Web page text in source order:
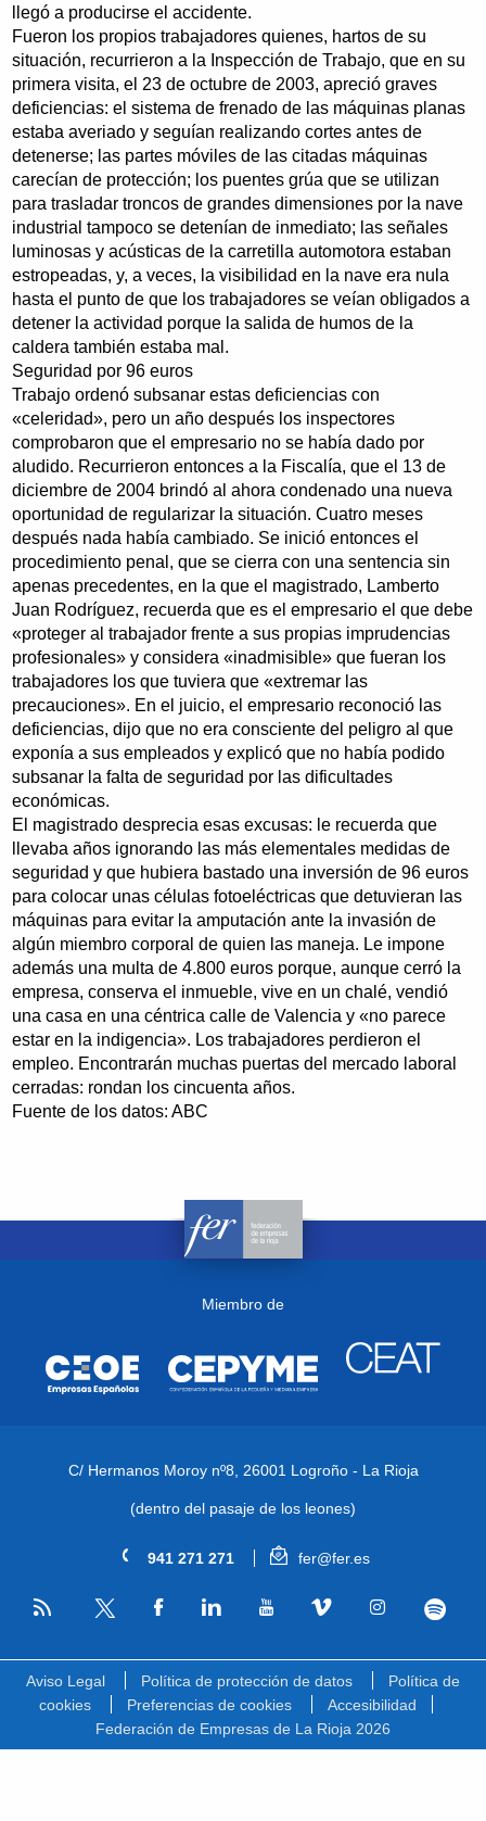
llegó a producirse el accidente.
Fueron los propios trabajadores quienes, hartos de su
situación, recurrieron a la Inspección de Trabajo, que en su
primera visita, el 23 de octubre de 2003, apreció graves
deficiencias: el sistema de frenado de las máquinas planas
estaba averiado y seguían realizando cortes antes de
detenerse; las partes móviles de las citadas máquinas
carecían de protección; los puentes grúa que se utilizan
para trasladar troncos de grandes dimensiones por la nave
industrial tampoco se detenían de inmediato; las señales
luminosas y acústicas de la carretilla automotora estaban
estropeadas, y, a veces, la visibilidad en la nave era nula
hasta el punto de que los trabajadores se veían obligados a
detener la actividad porque la salida de humos de la
caldera también estaba mal.
Seguridad por 96 euros
Trabajo ordenó subsanar estas deficiencias con
«celeridad», pero un año después los inspectores
comprobaron que el empresario no se había dado por
aludido. Recurrieron entonces a la Fiscalía, que el 13 de
diciembre de 2004 brindó al ahora condenado una nueva
oportunidad de regularizar la situación. Cuatro meses
después nada había cambiado. Se inició entonces el
procedimiento penal, que se cierra con una sentencia sin
apenas precedentes, en la que el magistrado, Lamberto
Juan Rodríguez, recuerda que es el empresario el que debe
«proteger al trabajador frente a sus propias imprudencias
profesionales» y considera «inadmisible» que fueran los
trabajadores los que tuviera que «extremar las
precauciones». En el juicio, el empresario reconoció las
deficiencias, dijo que no era consciente del peligro al que
exponía a sus empleados y explicó que no había podido
subsanar la falta de seguridad por las dificultades
económicas.
El magistrado desprecia esas excusas: le recuerda que
llevaba años ignorando las más elementales medidas de
seguridad y que hubiera bastado una inversión de 96 euros
para colocar unas células fotoeléctricas que detuvieran las
máquinas para evitar la amputación ante la invasión de
algún miembro corporal de quien las maneja. Le impone
además una multa de 4.800 euros porque, aunque cerró la
empresa, conserva el inmueble, vive en un chalé, vendió
una casa en una céntrica calle de Valencia y «no parece
estar en la indigencia». Los trabajadores perdieron el
empleo. Encontrarán muchas puertas del mercado laboral
cerradas: rondan los cincuenta años.
Fuente de los datos: ABC
Miembro de
C/ Hermanos Moroy nº8, 26001 Logroño - La Rioja
(dentro del pasaje de los leones)
941 271 271 fer@fer.es
RSS
Aviso Legal Política de protección de datos
Política de
cookies
Preferencias de cookies
Accesibilidad
Federación de Empresas de La Rioja 2026